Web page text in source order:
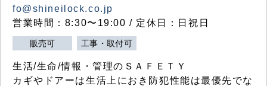
fo@shineilock.co.jp
営業時間：8:30〜19:00 / 定休日：日祝日
販売可 工事・取付可
生活/生命/情報・管理のＳＡＦＥＴＹ
カギやドアーは生活上におき防犯性能は最優先でな